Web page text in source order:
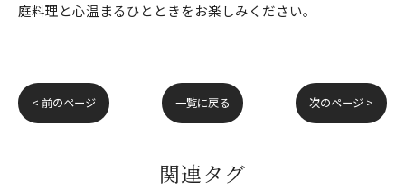
庭料理と心温まるひとときをお楽しみください。
< 前のページ 一覧に戻る 次のページ >
関連タグ